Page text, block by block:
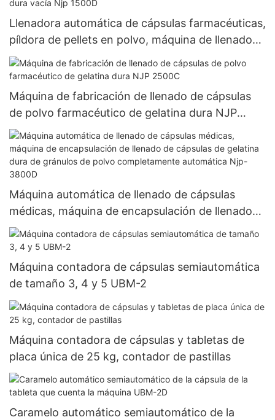
Llenadora automática de cápsulas farmacéuticas,
píldora de pellets en polvo, máquina de llenado
de cápsulas de gelatina dura vacía Njp 1500D
Máquina de fabricación de llenado de cápsulas
de polvo farmacéutico de gelatina dura NJP
2500C
Máquina automática de llenado de cápsulas
médicas, máquina de encapsulación de llenado
de cápsulas de gelatina dura de gránulos de
polvo completamente automática Njp-3800D
Máquina contadora de cápsulas semiautomática
de tamaño 3, 4 y 5 UBM-2
Máquina contadora de cápsulas y tabletas de
placa única de 25 kg, contador de pastillas
Caramelo automático semiautomático de la